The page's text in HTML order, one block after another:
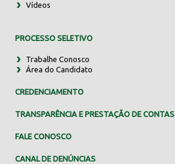
Vídeos
PROCESSO SELETIVO
Trabalhe Conosco
Área do Candidato
CREDENCIAMENTO
TRANSPARÊNCIA E PRESTAÇÃO DE CONTAS
FALE CONOSCO
CANAL DE DENÚNCIAS